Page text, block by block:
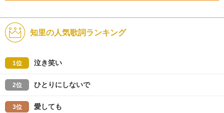
知里の人気歌詞ランキング
1位 泣き笑い
2位 ひとりにしないで
3位 愛しても